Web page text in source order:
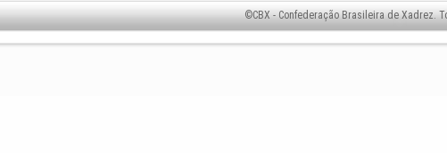
©CBX - Confederação Brasileira de Xadrez.